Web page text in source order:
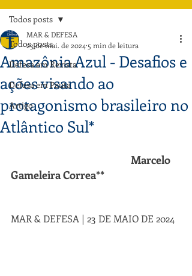
Todos posts
Defesa em Revista
Defesa em Pauta
Artigo
Todos posts
Amazônia Azul - Desafios e
ações visando ao
protagonismo brasileiro no
Atlântico Sul*
MAR & DEFESA
23 de mai. de 2024 5 min de leitura
Gameleira Correa**
MAR & DEFESA | 23 DE MAIO DE 2024